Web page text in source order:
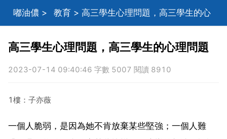
嘟油儂 > 教育 > 高三學生心理問題，高三學生的心
理問題
高三學生心理問題，高三學生的心理問題
2023-07-14 09:40:46 字數 5007 閱讀 8910
1樓：子亦薇
一個人脆弱，是因為她不肯放棄某些堅強；一個人難